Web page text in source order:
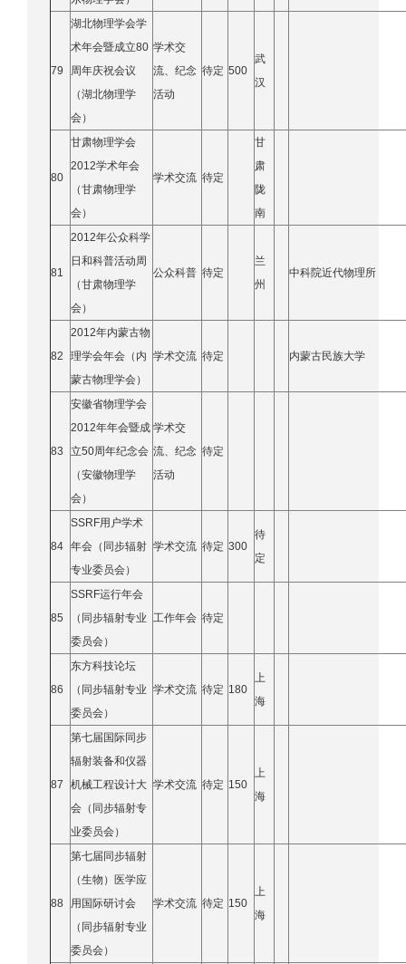
79
湖北物理学会学
术年会暨成立80
周年庆祝会议
（湖北物理学
会）
学术交
流、纪念
活动
待定 500
武
汉
80
甘肃物理学会
2012学术年会
（甘肃物理学
会）
学术交流 待定
甘
肃
陇
南
81
2012年公众科学
日和科普活动周
（甘肃物理学
会）
公众科普 待定
兰
州
中科院近代物理所
82
2012年内蒙古物
理学会年会（内
蒙古物理学会）
学术交流 待定 内蒙古民族大学
83
安徽省物理学会
2012年年会暨成
立50周年纪念会
（安徽物理学
会）
学术交
流、纪念
活动
待定
84
SSRF用户学术
年会（同步辐射
专业委员会）
学术交流 待定 300
待
定
85
SSRF运行年会
（同步辐射专业
委员会）
工作年会 待定
86
东方科技论坛
（同步辐射专业
委员会）
学术交流 待定 180
上
海
87
第七届国际同步
辐射装备和仪器
机械工程设计大
会（同步辐射专
业委员会）
学术交流 待定 150
上
海
88
第七届同步辐射
（生物）医学应
用国际研讨会
（同步辐射专业
委员会）
学术交流 待定 150
上
海